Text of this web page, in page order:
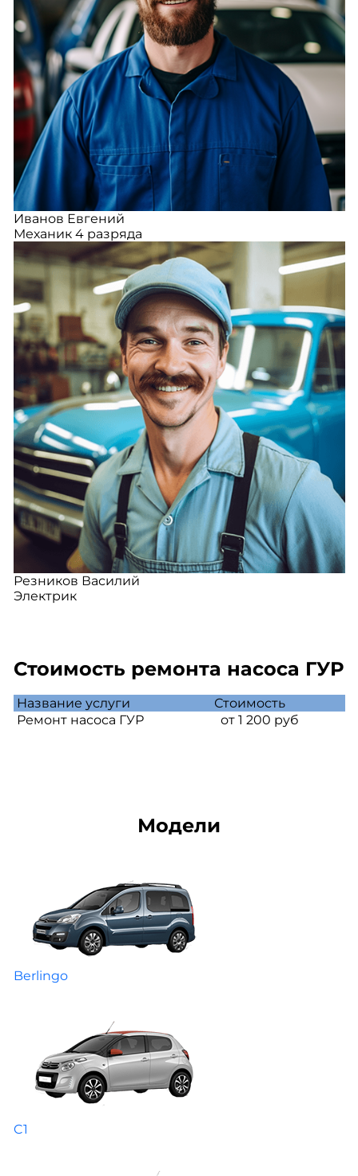
Иванов Евгений
Механик 4 разряда
Резников Василий
Электрик
Стоимость ремонта насоса ГУР
Название услуги
Стоимость
Ремонт насоса ГУР
от 1 200 руб
Модели
Berlingo
C1